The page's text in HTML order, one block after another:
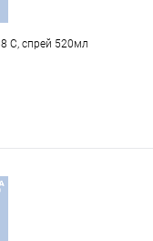
C, спрей 520мл